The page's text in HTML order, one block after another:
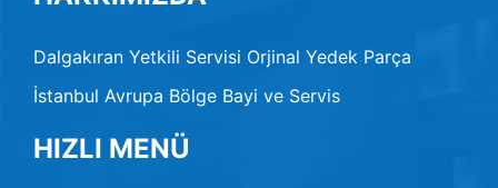
Dalgakıran Yetkili Servisi Orjinal Yedek Parça
İstanbul Avrupa Bölge Bayi ve Servis
HIZLI MENÜ